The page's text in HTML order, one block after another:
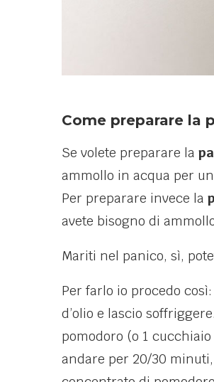
Come preparare la
Se volete preparare la
ammollo in acqua per
Per preparare invece la
avete bisogno di
Mariti nel panico, sì,
Per farlo io procedo
d’olio e lascio
pomodoro (o 1
andare per 20/30